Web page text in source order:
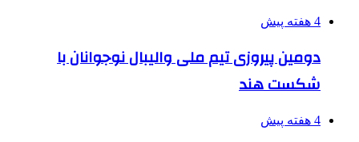
4 هفته پیش
دومین پیروزی تیم ملی والیبال نوجوانان با
شکست هند
4 هفته پیش